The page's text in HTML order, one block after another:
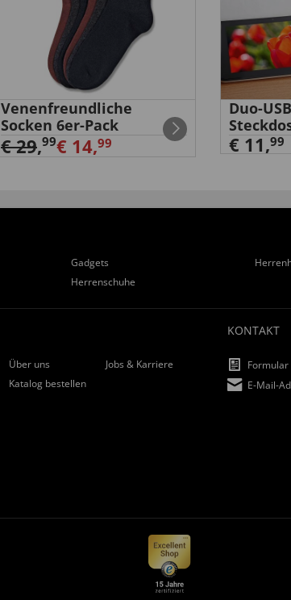
Venenfreundliche
Socken 6er-Pack
€ 29,99€ 14,99
Duo-
€ 11,99
Gadgets
Herrenschuhe
Über uns
Jobs & Karriere
Katalog bestellen
KONTAKT
Formular
E-Mail-